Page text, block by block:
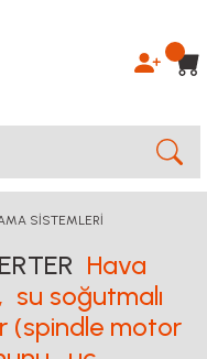
SİSTEMLERİ
Hava
su soğutmalı
(spindle motor